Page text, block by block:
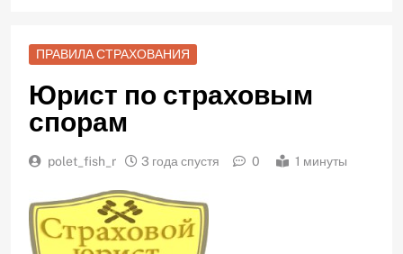
ПРАВИЛА СТРАХОВАНИЯ
Юрист по страховым
спорам
polet_fish_r 3 года спустя 0 1 минуты